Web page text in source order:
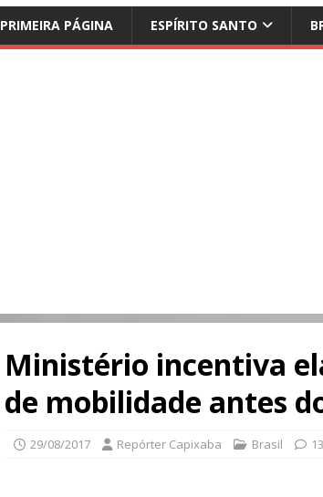
PRIMEIRA PÁGINA ESPÍRITO SANTO
Ministério incentiva
de mobilidade antes
29/08/2017 Repórter Capixaba Brasil